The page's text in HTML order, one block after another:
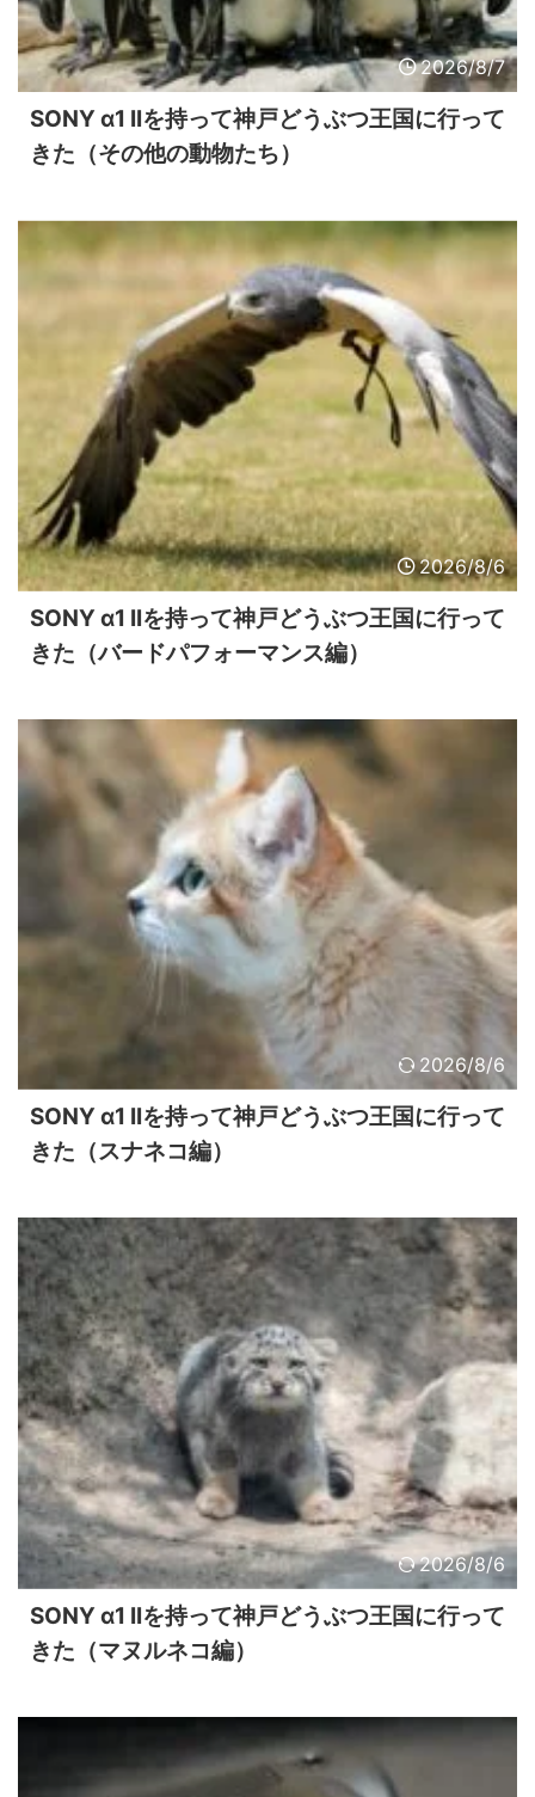
2026/8/7
SONY α1 IIを持って神戸どうぶつ王国に行って
きた（その他の動物たち）
2026/8/6
SONY α1 IIを持って神戸どうぶつ王国に行って
きた（バードパフォーマンス編）
2026/8/6
SONY α1 IIを持って神戸どうぶつ王国に行って
きた（スナネコ編）
2026/8/6
SONY α1 IIを持って神戸どうぶつ王国に行って
きた（マヌルネコ編）